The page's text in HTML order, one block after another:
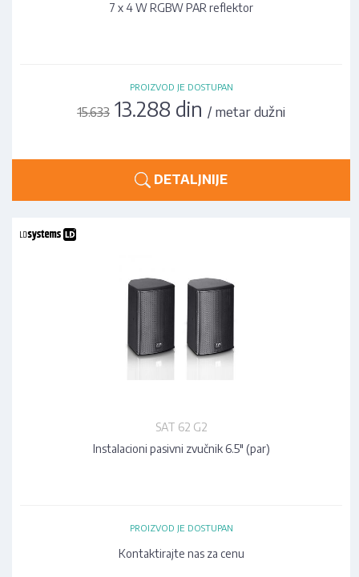
7 x 4 W RGBW PAR reflektor
PROIZVOD JE DOSTUPAN
15.633 13.288 din / metar dužni
DETALJNIJE
SAT 62 G2
Instalacioni pasivni zvučnik 6.5" (par)
PROIZVOD JE DOSTUPAN
Kontaktirajte nas za cenu